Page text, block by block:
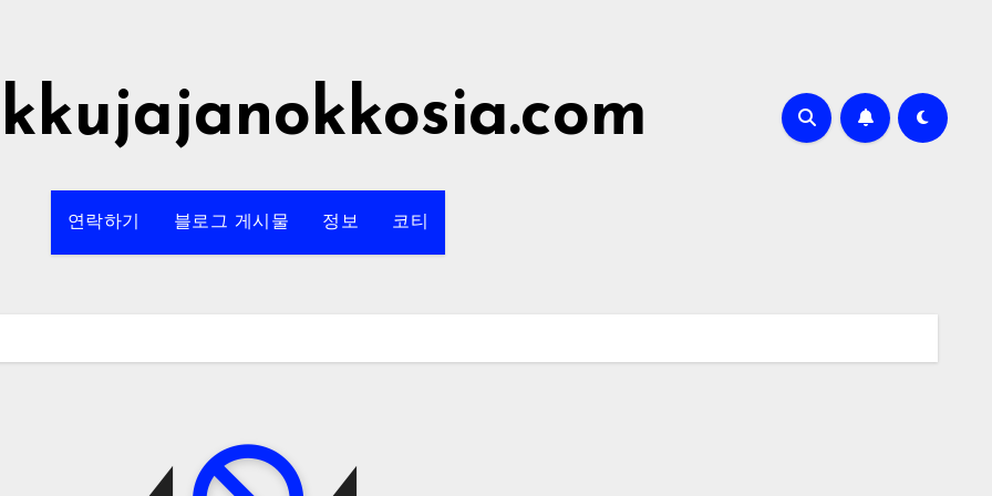
연락하기 블로그 게시물 정보 코티